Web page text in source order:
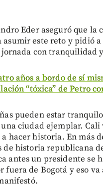
Eder aseguró que la
este reto y pidió a
con tranquilidad
años a bordo de sí
“tóxica” de Petro
pueden estar
ciudad ejemplar. Cali
hacer historia. En más
de historia republicana
antes un presidente se
fuera de Bogotá y eso